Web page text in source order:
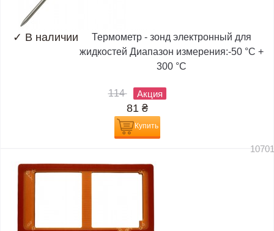
✓ В наличии
Термометр - зонд электронный для
жидкостей Диапазон измерения:-50 °C +
300 °C
114 Акция
81 ₴
Купить